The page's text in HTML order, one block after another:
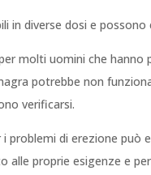
in diverse dosi e
molti uomini che
potrebbe non
verificarsi.
i problemi di erezione
alle proprie esigenze e